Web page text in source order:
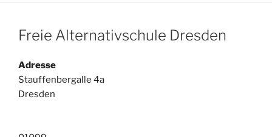
Freie Alternativschule Dresden
Adresse
Stauffenbergalle 4a
Dresden